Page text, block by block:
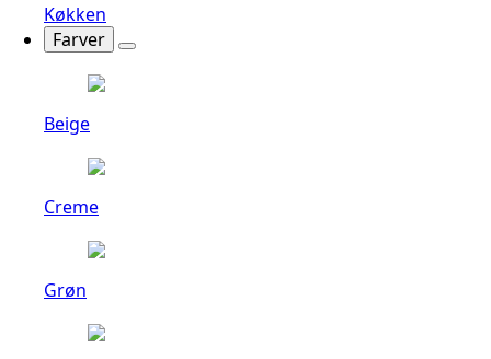
Køkken
Farver
Beige
Creme
Grøn